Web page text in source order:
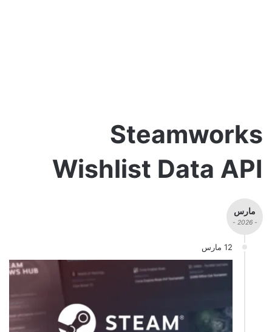
Steamworks
Wishlist Data API
مارس
- 2026 -
12 مارس